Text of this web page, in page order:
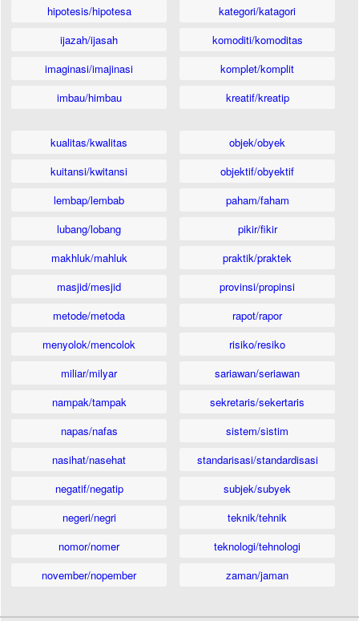
hipotesis/hipotesa
ijazah/ijasah
imaginasi/imajinasi
imbau/himbau
kategori/katagori
komoditi/komoditas
komplet/komplit
kreatif/kreatip
kualitas/kwalitas
kuitansi/kwitansi
lembap/lembab
lubang/lobang
makhluk/mahluk
masjid/mesjid
metode/metoda
menyolok/mencolok
miliar/milyar
nampak/tampak
napas/nafas
nasihat/nasehat
negatif/negatip
negeri/negri
nomor/nomer
november/nopember
objek/obyek
objektif/obyektif
paham/faham
pikir/fikir
praktik/praktek
provinsi/propinsi
rapot/rapor
risiko/resiko
sariawan/seriawan
sekretaris/sekertaris
sistem/sistim
standarisasi/standardisasi
subjek/subyek
teknik/tehnik
teknologi/tehnologi
zaman/jaman